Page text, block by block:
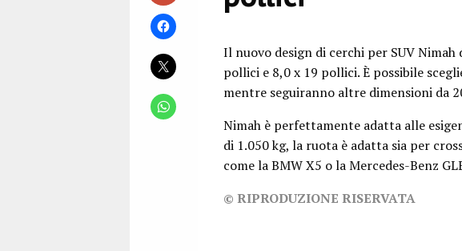
Il nuovo design di cerchi per SUV
pollici e 8,0 x 19 pollici. È possibile
mentre seguiranno altre dimensioni da
Nimah è perfettamente adatta alle
di 1.050 kg, la ruota è adatta sia per
come la BMW X5 o la Mercedes-Benz
© RIPRODUZIONE RISERVATA